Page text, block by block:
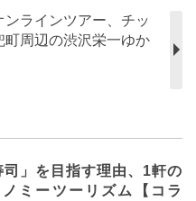
ラインツアー、チッ
町周辺の渋沢栄一ゆか
」を目指す理由、1軒の
ミーツーリズム【コラ